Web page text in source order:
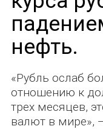
нефть.
«Рубль ослаб
отношению к
трех месяцев,
валют в мире»,